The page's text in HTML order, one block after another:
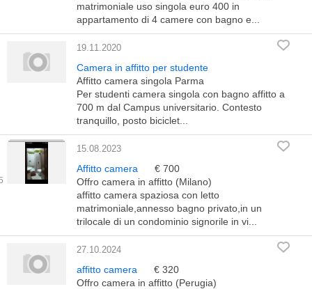
matrimoniale uso singola euro 400 in
appartamento di 4 camere con bagno e...
19.11.2020
Camera in affitto per studente
Affitto camera singola Parma
Per studenti camera singola con bagno affitto a
700 m dal Campus universitario. Contesto
tranquillo, posto biciclet...
15.08.2023
Affitto camera
€ 700
Offro camera in affitto (Milano)
affitto camera spaziosa con letto
matrimoniale,annesso bagno privato,in un
trilocale di un condominio signorile in vi...
27.10.2024
affitto camera
€ 320
Offro camera in affitto (Perugia)